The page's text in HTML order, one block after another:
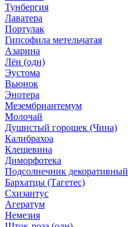
Тунбергия
Лаватера
Портулак
Гипсофила метельчатая
Азарина
Лён (одн)
Эустома
Вьюнок
Энотера
Мезембриантемум
Молочай
Душистый горошек (Чина)
Калибрахоа
Клещевина
Диморфотека
Подсолнечник декоративный
Бархатцы (Тагетес)
Схизантус
Агератум
Немезия